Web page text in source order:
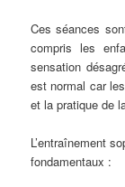
Ces séances
compris les
sensation
est normal car
et la pratique de
L’entraînement
fondamentaux :